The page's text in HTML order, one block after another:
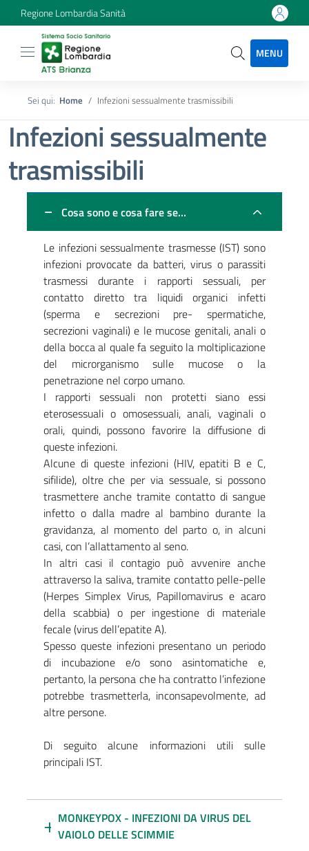
Regione Lombardia Sanità
MENU
Sei qui: Home Infezioni sessualmente trasmissibili
Infezioni sessualmente
trasmissibili
Cosa sono e cosa fare se…
Le infezioni sessualmente trasmesse (IST) sono
infezioni provocate da batteri, virus o parassiti
trasmessi durante i rapporti sessuali, per
contatto diretto tra liquidi organici infetti
(sperma e secrezioni pre- spermatiche,
secrezioni vaginali) e le mucose genitali, anali o
della bocca al quale fa seguito la moltiplicazione
del microrganismo sulle mucose o la
penetrazione nel corpo umano.
I rapporti sessuali non protetti siano essi
eterosessuali o omosessuali, anali, vaginali o
orali, quindi, possono favorire la diffusione di
queste infezioni.
Alcune di queste infezioni (HIV, epatiti B e C,
sifilide), oltre che per via sessuale, si possono
trasmettere anche tramite contatto di sangue
infetto o dalla madre al bambino durante la
gravidanza, al momento del parto o, in alcuni
casi, con l’allattamento al seno.
In altri casi il contagio può avvenire anche
attraverso la saliva, tramite contatto pelle-pelle
(Herpes Simplex Virus, Papillomavirus e acaro
della scabbia) o per ingestione di materiale
fecale (virus dell’epatite A).
Spesso queste infezioni presentano un periodo
di incubazione e/o sono asintomatiche e,
pertanto, la persona che ha contratto l’infezione
potrebbe trasmetterla, inconsapevolmente, ad
altre persone.
Di seguito alcune informazioni utili sulle
principali IST.
MONKEYPOX - INFEZIONI DA VIRUS DEL
VAIOLO DELLE SCIMMIE